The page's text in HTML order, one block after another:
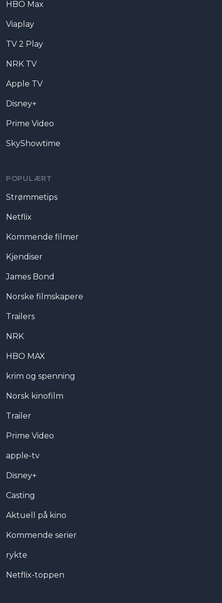
HBO Max
Viaplay
TV 2 Play
NRK TV
Apple TV
Disney+
Prime Video
SkyShowtime
POPULÆRT
Strømmetips
Netflix
Kommende filmer
Kjendiser
James Bond
Norske filmskapere
Trailers
NRK
HBO MAX
krim og spenning
Norsk kinofilm
Trailer
Prime Video
apple-tv
Disney+
Casting
Aktuell på kino
Kommende serier
rykte
Netflix-toppen